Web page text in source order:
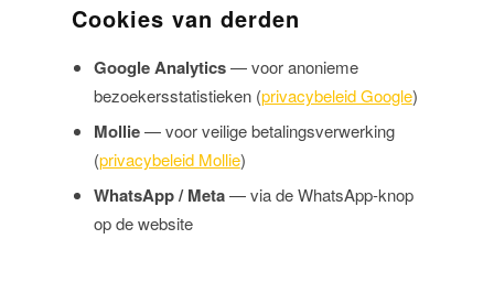
Cookies van derden
Google Analytics— voor anonieme
bezoekersstatistieken (privacybeleid Google)
Mollie— voor veilige betalingsverwerking
(privacybeleid Mollie)
WhatsApp / Meta— via de WhatsApp-knop
op de website